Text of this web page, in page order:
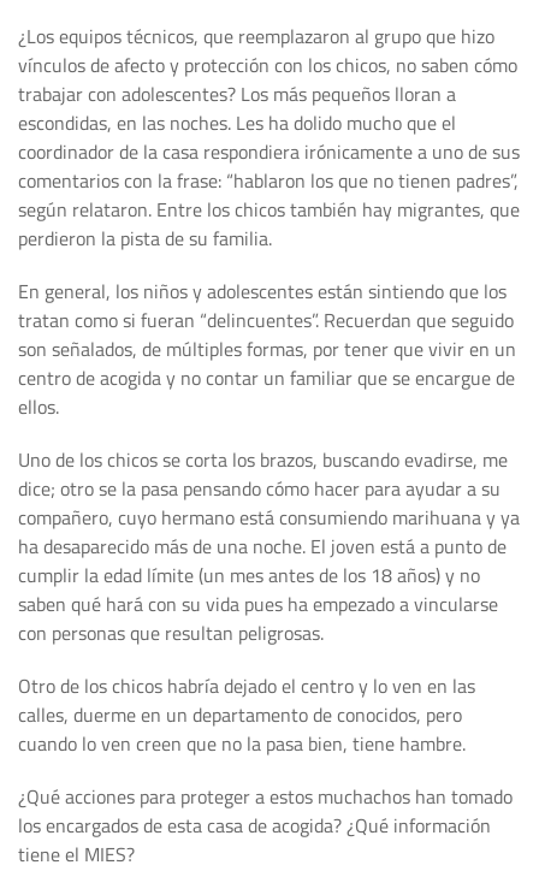
¿Los equipos técnicos, que reemplazaron al grupo que hizo
vínculos de afecto y protección con los chicos, no saben cómo
trabajar con adolescentes? Los más pequeños lloran a
escondidas, en las noches. Les ha dolido mucho que el
coordinador de la casa respondiera irónicamente a uno de sus
comentarios con la frase: “hablaron los que no tienen padres”,
según relataron. Entre los chicos también hay migrantes, que
perdieron la pista de su familia.
En general, los niños y adolescentes están sintiendo que los
tratan como si fueran “delincuentes”. Recuerdan que seguido
son señalados, de múltiples formas, por tener que vivir en un
centro de acogida y no contar un familiar que se encargue de
ellos.
Uno de los chicos se corta los brazos, buscando evadirse, me
dice; otro se la pasa pensando cómo hacer para ayudar a su
compañero, cuyo hermano está consumiendo marihuana y ya
ha desaparecido más de una noche. El joven está a punto de
cumplir la edad límite (un mes antes de los 18 años) y no
saben qué hará con su vida pues ha empezado a vincularse
con personas que resultan peligrosas.
Otro de los chicos habría dejado el centro y lo ven en las
calles, duerme en un departamento de conocidos, pero
cuando lo ven creen que no la pasa bien, tiene hambre.
¿Qué acciones para proteger a estos muchachos han tomado
los encargados de esta casa de acogida? ¿Qué información
tiene el MIES?